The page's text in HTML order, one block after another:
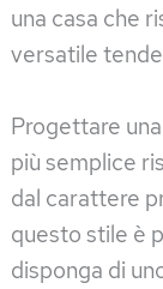
una casa che
versatile
Progettare
più semplice
dal carattere
questo stile è
disponga di